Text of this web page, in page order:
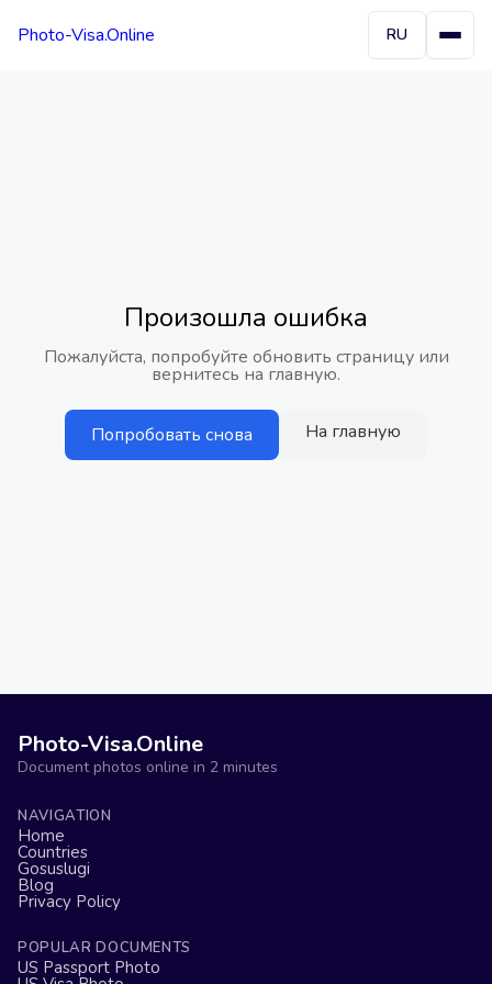
Photo-Visa.Online RU
Произошла ошибка
Пожалуйста, попробуйте обновить страницу или
вернитесь на главную.
Попробовать снова На главную
Photo-Visa.Online
Document photos online in 2 minutes
NAVIGATION
Home
Countries
Gosuslugi
Blog
Privacy Policy
POPULAR DOCUMENTS
US Passport Photo